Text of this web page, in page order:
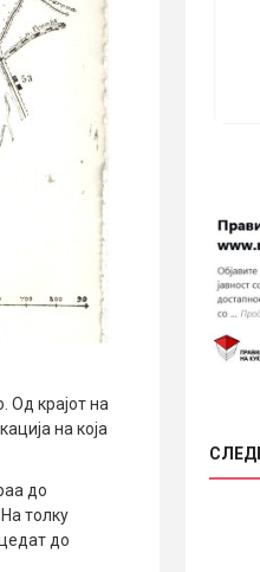
Од крајот на
на која
до
толку
до